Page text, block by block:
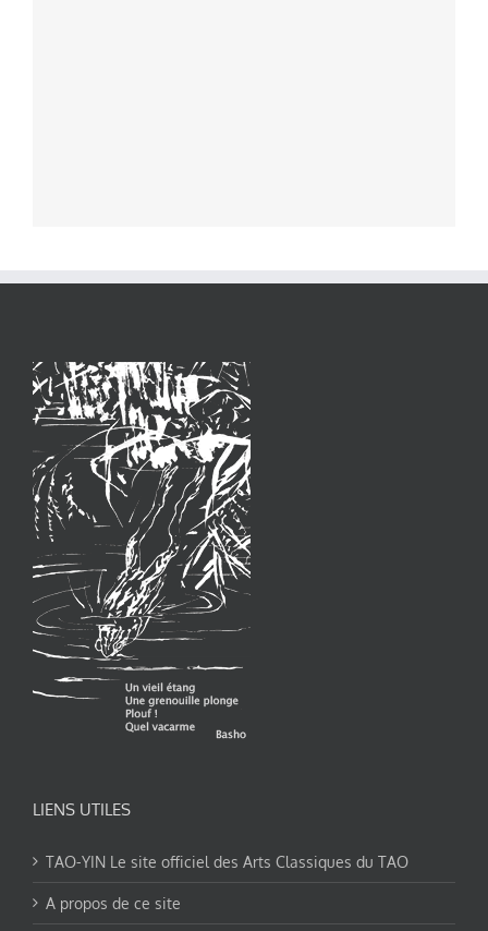
LIENS UTILES
TAO-YIN Le site officiel des Arts Classiques du TAO
A propos de ce site